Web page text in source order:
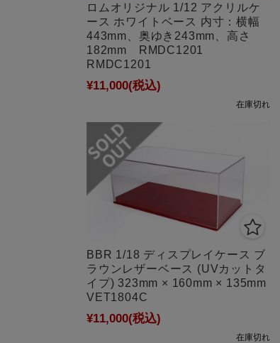
ロムオリジナル 1/12 アクリルケ
ース ホワイトベース 内寸：横幅
443mm、奥ゆき243mm、高さ
182mm RMDC1201
RMDC1201
¥11,000(税込)
在庫切れ
BBR 1/18 ディスプレイケース ブ
ラウンレザーベース (UVカットタ
イプ) 323mm × 160mm × 135mm
VET1804C
¥11,000(税込)
在庫切れ